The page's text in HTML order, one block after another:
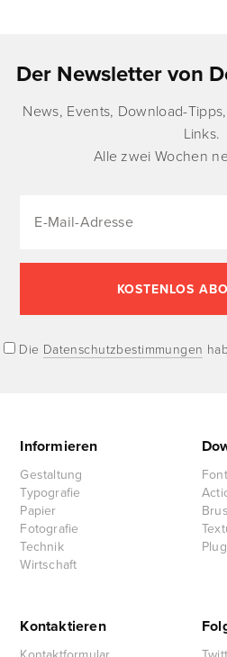
Der Newsletter von
News, Events, Download-
Links.
Alle zwei Wochen
Die Datenschutzbestimmungen
Informieren
Gestaltung
Typografie
Papier
Fotografie
Technik
Wirtschaft
Kontaktieren